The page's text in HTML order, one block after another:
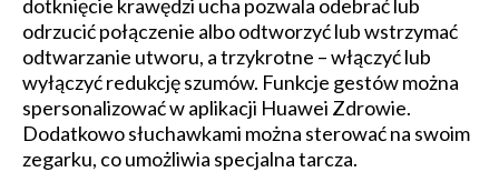
dotknięcie krawędzi ucha pozwala odebrać lub
odrzucić połączenie albo odtworzyć lub wstrzymać
odtwarzanie utworu, a trzykrotne – włączyć lub
wyłączyć redukcję szumów. Funkcje gestów można
spersonalizować w aplikacji Huawei Zdrowie.
Dodatkowo słuchawkami można sterować na swoim
zegarku, co umożliwia specjalna tarcza.